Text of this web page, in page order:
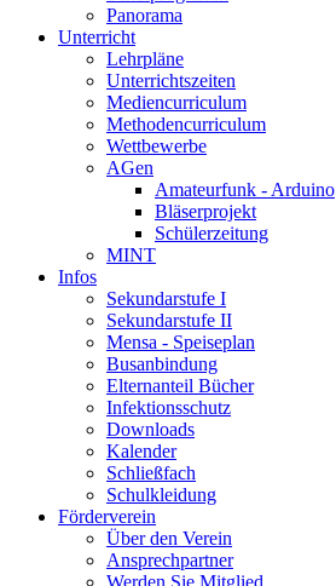
Panorama
Unterricht
Lehrpläne
Unterrichtszeiten
Mediencurriculum
Methodencurriculum
Wettbewerbe
AGen
Amateurfunk - Arduino
Bläserprojekt
Schülerzeitung
MINT
Infos
Sekundarstufe I
Sekundarstufe II
Mensa - Speiseplan
Busanbindung
Elternanteil Bücher
Infektionsschutz
Downloads
Kalender
Schließfach
Schulkleidung
Förderverein
Über den Verein
Ansprechpartner
Werden Sie Mitglied